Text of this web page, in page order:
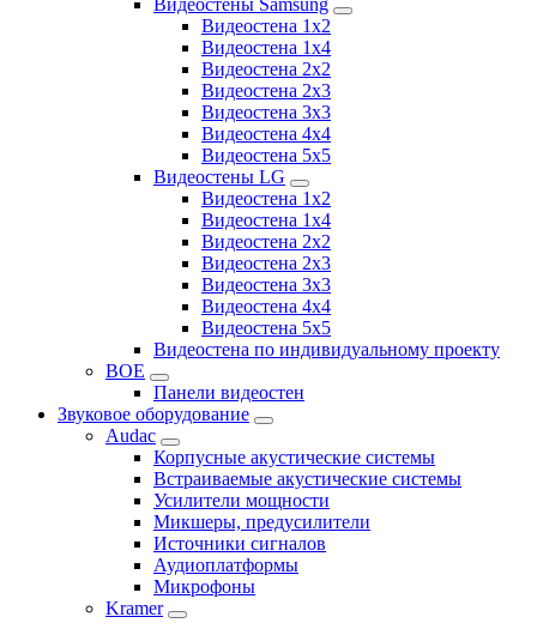
Видеостена 1x2
Видеостена 1x4
Видеостена 2x2
Видеостена 2х3
Видеостена 3x3
Видеостена 4x4
Видеостена 5x5
Видеостены LG
Видеостена 1x2
Видеостена 1x4
Видеостена 2x2
Видеостена 2x3
Видеостена 3x3
Видеостена 4x4
Видеостена 5x5
Видеостена по индивидуальному проекту
BOE
Панели видеостен
Звуковое оборудование
Audac
Корпусные акустические системы
Встраиваемые акустические системы
Усилители мощности
Микшеры, предусилители
Источники сигналов
Аудиоплатформы
Микрофоны
Kramer